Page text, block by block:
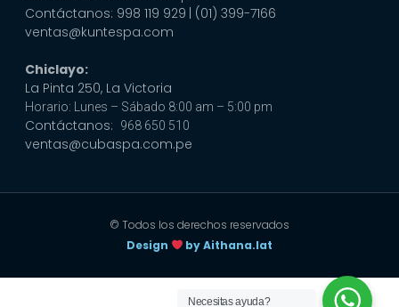
Contáctanos: 998 119 929 | (01) 399-7166
ventas@kuntespa.com
Chiclayo:
La Pinta 250, La Victoria
Horario: Lunes – Sábado 8:00 am – 5:00 pm
Contáctanos: 968 650 510
ventas@cubaspa.com.pe
© Todos los derechos reservados
Design
by Aithana.lat
Necesitas ayuda?